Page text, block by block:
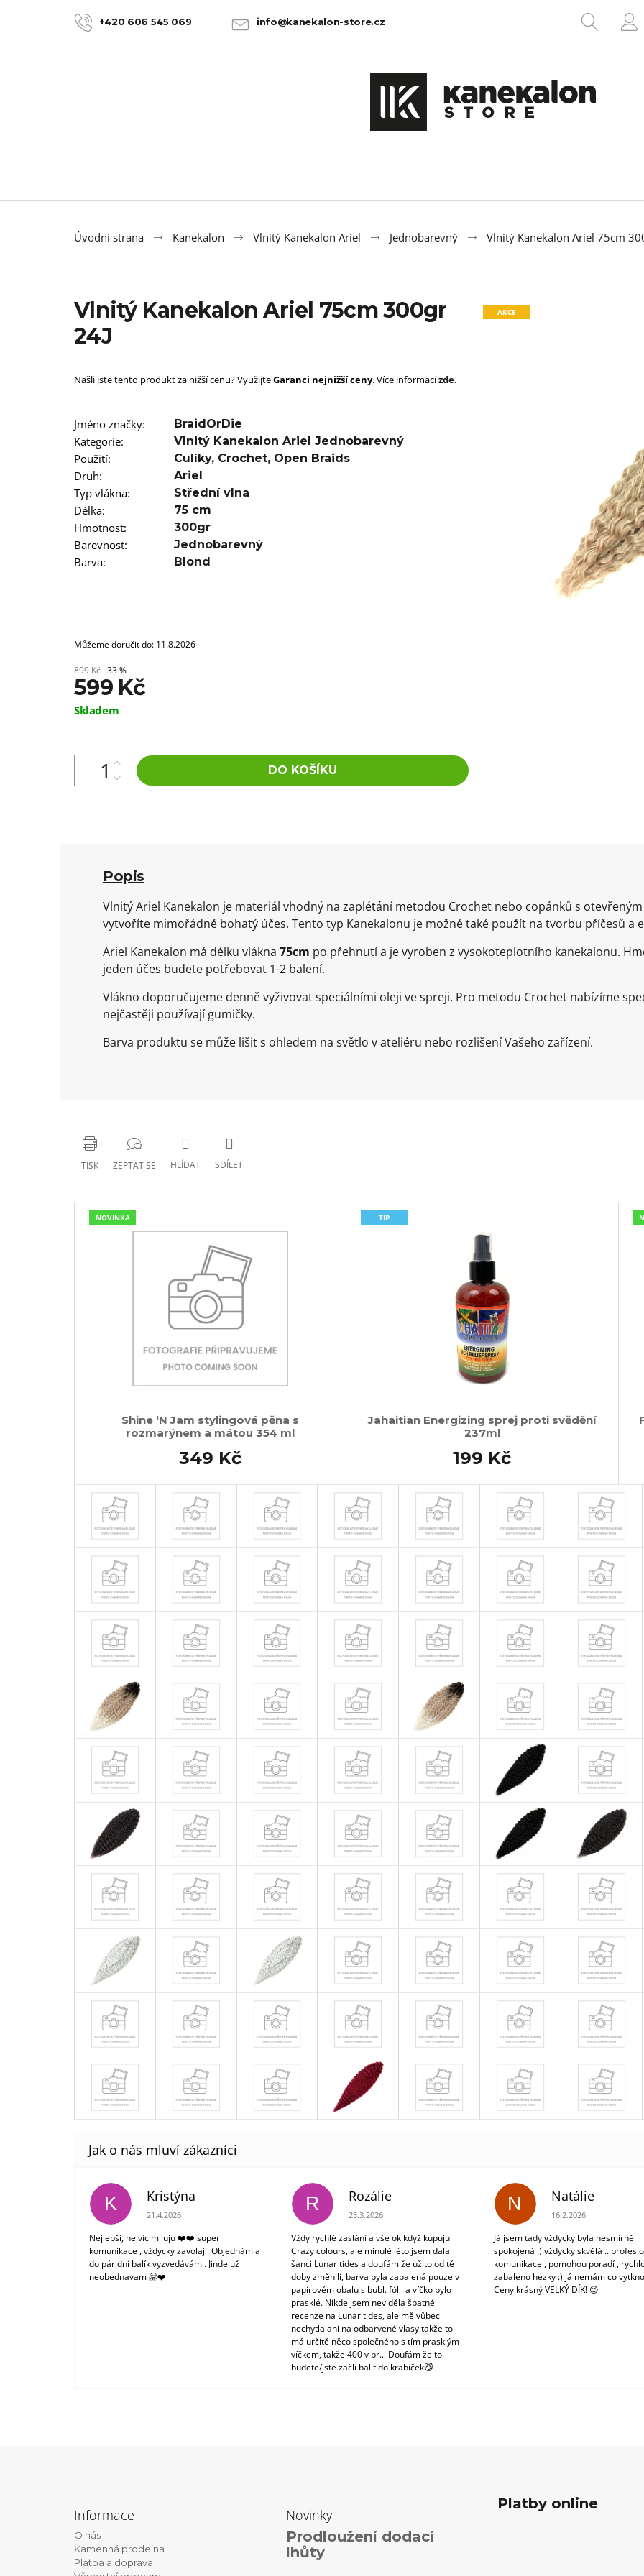
+420 606 545 069 info@kanekalon-store.cz
Úvodní strana Kanekalon Vlnitý Kanekalon Ariel Jednobarevný Vlnitý Kanekalon Ariel 75cm
Vlnitý Kanekalon Ariel 75cm 300gr
24J
AKCE
Našli jste tento produkt za nižší cenu? VyužijteGaranci nejnižší ceny. Více informacízde.
Jméno značky: BraidOrDie
Kategorie: Vlnitý Kanekalon Ariel Jednobarevný
Použití: Culíky, Crochet, Open Braids
Druh: Ariel
Typ vlákna: Střední vlna
Délka: 75 cm
Hmotnost: 300gr
Barevnost: Jednobarevný
Barva: Blond
Můžeme doručit do: 11.8.2026
899 Kč–33 %
599 Kč
Měrná
Skladem
DO KOŠÍKU
Popis
Vlnitý Ariel Kanekalon je materiál vhodný na zaplétání metodou Crochet nebo copánků s
vytvoříte mimořádně bohatý účes. Tento typ Kanekalonu je možné také použít na tvorbu příčesů a
Ariel Kanekalon má délku vlákna 75cm po přehnutí a je vyroben z vysokoteplotního kanekalonu.
jeden účes budete potřebovat 1-2 balení.
Vlákno doporučujeme denně vyživovat speciálními oleji ve spreji. Pro metodu Crochet nabízíme
nejčastěji používají gumičky.
Barva produktu se může lišit s ohledem na světlo v ateliéru nebo rozlišení Vašeho zařízení.
TISK ZEPTAT SE HLÍDAT SDÍLET
NOVINKA
Shine ‘N Jam stylingová pěna s
rozmarýnem a mátou 354 ml
349 Kč
TIP
Jahaitian Energizing sprej proti svědění
237ml
199 Kč
K Kristýna
Hodnocení obchodu je 5 z 5 hvězdiček.
21.4.2026
Nejlepší, nejvíc miluju ❤️❤️ super
komunikace , vždycky zavolají. Objednám a
do pár dní balík vyzvedávám . Jinde už
neobednavam 🤗❤️
R Rozálie
Hodnocení obchodu je 3 z 5 hvězdiček.
23.3.2026
Vždy rychlé zaslání a vše ok když kupuju
Crazy colours, ale minulé léto jsem dala
šanci Lunar tides a doufám že už to od té
doby změnili, barva byla zabalená pouze v
papírovém obalu s bubl. fólii a víčko bylo
prasklé. Nikde jsem neviděla špatné
recenze na Lunar tides, ale mě vůbec
nechytla ani na odbarvené vlasy takže to
má určitě něco společného s tím prasklým
víčkem, takže 400 v pr... Doufám že to
budete/jste začli balit do krabiček😼
N Natálie
Hodnocení obchodu je
16.2.2026
Já jsem tady vždycky byla nesmírně
spokojená :) vždycky skvělá ..
komunikace , pomohou poradí ,
zabaleno hezky :) já nemám co
Ceny krásný VELKÝ DÍK! 😉
Co potřebujete najít?
100% JUMBO BRAID KANEKALON 22
SUPERBRAID
99 Kč
100% EZ KANEKALON 1
Informace
O nás
Kamenná prodejna
Platba a doprava
Novinky
Prodloužení dodací
lhůty
Platby online